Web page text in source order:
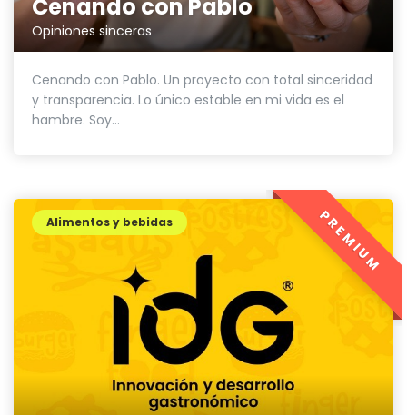
Cenando con Pablo
Opiniones sinceras
Cenando con Pablo. Un proyecto con total sinceridad
y transparencia. Lo único estable en mi vida es el
hambre. Soy...
Alimentos y bebidas PREMIUM